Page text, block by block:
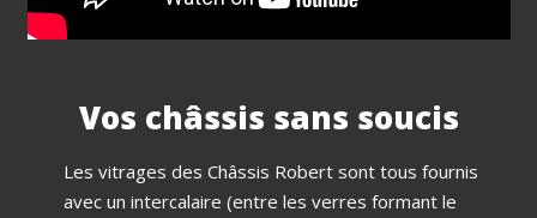
Vos châssis sans soucis
Les vitrages des Châssis Robert sont tous fournis
avec un intercalaire (entre les verres formant le